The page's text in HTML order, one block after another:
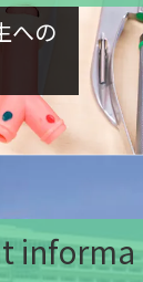
への
informa